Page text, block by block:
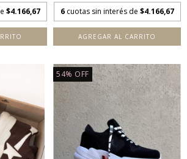
$4.166,67 6 cuotas sin interés de $4.166,67
AGREGAR AL CARRITO
54% OFF